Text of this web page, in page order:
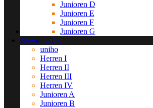
Junioren D
Junioren E
Junioren F
Junioren G
News
uniho
Herren I
Herren II
Herren III
Herren IV
Junioren A
Junioren B
Junioren E
Junioren F
Junioren G
uniho
Herren I
Herren II
Herren III
Herren IV
Junioren A
Junioren B
Junioren C